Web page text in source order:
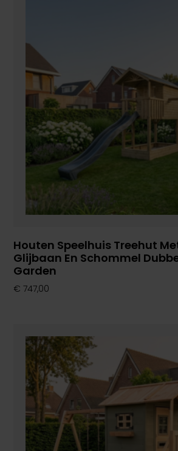
Houten Speelhuis Treehut
Glijbaan En Schommel
Garden
€ 747,00